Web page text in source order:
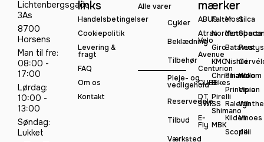
Lichtenbergsgade
3As
8700
Horsens
Man til fre:
08:00 -
17:00
Lørdag:
10:00 -
13:00
Søndag:
Lukket
links
Handelsbetingelser
Cookiepolitik
Levering &
fragt
FAQ
Om os
Kontakt
Alle varer
Cykler
Beklædning
Tilbehør
Pleje- og
vedligehold
Reservedele
Tilbud
Værksted
mærker
ABUS
Atran
Velo
Avenue
Centurion
CUBE
DT
SWISS
E-
Fly
Falter
Norden
Giro
KMC
Christiania
Bikes
Pirelli
Shimano
MBK
Most
Batavus
Nishiki
Pinarello
Principia
Raleigh
Kildemoes
Scope
Silca
Sparta
Peatys
Woom
Vision
Vii
4iiii